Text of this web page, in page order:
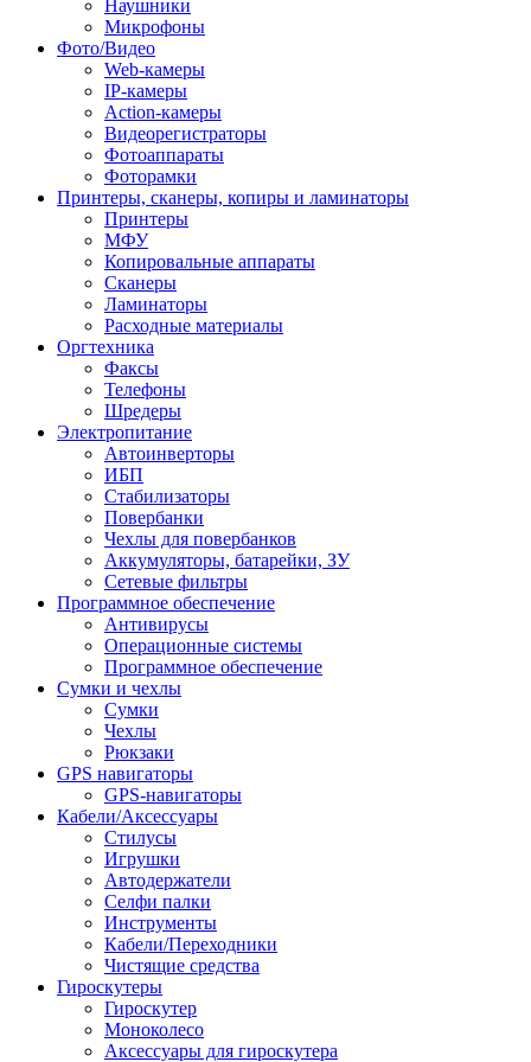
Наушники
Микрофоны
Фото/Видео
Web-камеры
IP-камеры
Action-камеры
Видеорегистраторы
Фотоаппараты
Фоторамки
Принтеры, сканеры, копиры и ламинаторы
Принтеры
МФУ
Копировальные аппараты
Сканеры
Ламинаторы
Расходные материалы
Оргтехника
Факсы
Телефоны
Шредеры
Электропитание
Автоинверторы
ИБП
Стабилизаторы
Повербанки
Чехлы для повербанков
Аккумуляторы, батарейки, ЗУ
Сетевые фильтры
Программное обеспечение
Антивирусы
Операционные системы
Программное обеспечение
Сумки и чехлы
Сумки
Чехлы
Рюкзаки
GPS навигаторы
GPS-навигаторы
Кабели/Аксессуары
Стилусы
Игрушки
Автодержатели
Селфи палки
Инструменты
Кабели/Переходники
Чистящие средства
Гироскутеры
Гироскутер
Моноколесо
Аксессуары для гироскутера